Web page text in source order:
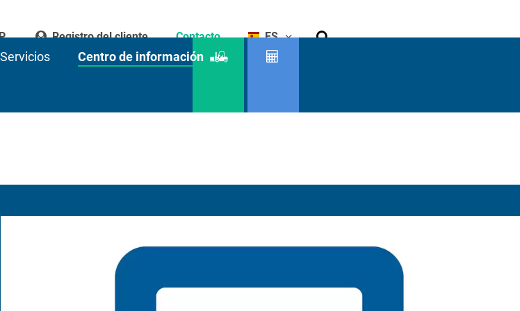
Registro del cliente Contacto ES Buscar
Servicios Centro de información
Buscador